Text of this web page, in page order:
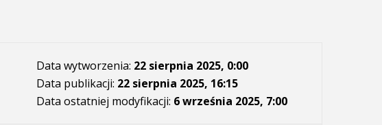
Data wytworzenia: 22 sierpnia 2025, 0:00
Data publikacji: 22 sierpnia 2025, 16:15
Data ostatniej modyfikacji: 6 września 2025, 7:00